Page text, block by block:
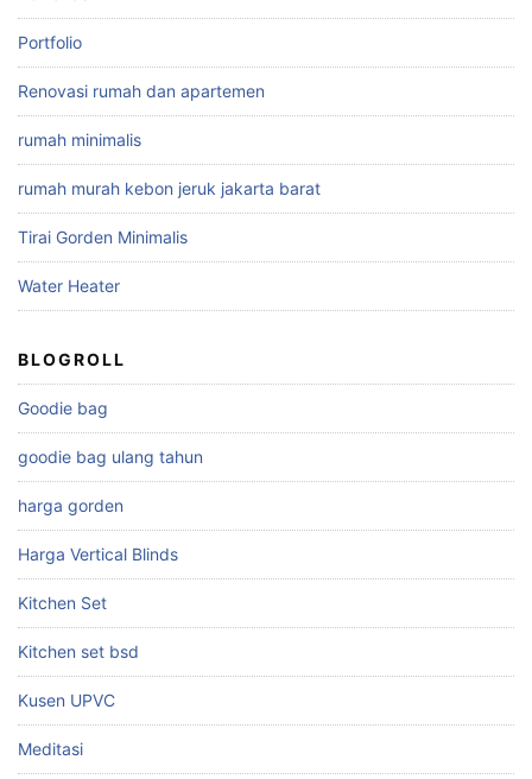
Portfolio
Renovasi rumah dan apartemen
rumah minimalis
rumah murah kebon jeruk jakarta barat
Tirai Gorden Minimalis
Water Heater
BLOGROLL
Goodie bag
goodie bag ulang tahun
harga gorden
Harga Vertical Blinds
Kitchen Set
Kitchen set bsd
Kusen UPVC
Meditasi